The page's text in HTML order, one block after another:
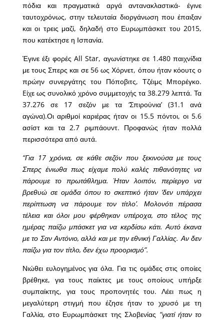
πόδια και πραγματικά αργά αντανακλαστικά- έγινε
ταυτοχρόνως, στην τελευταία διοργάνωση που έπαιξαν
και οι τρεις μαζί, δηλαδή στο Ευρωμπάσκετ του 2015,
που κατέκτησε η Ισπανία.
Έγινε έξι φορές All Star, αγωνίστηκε σε 1.480 παιχνίδια
με τους Σπερς και σε 56 ως Χόρνετ, όπου ήταν κόουτς ο
πρώην συνεργάτης του Πόποβιτς, Τζέιμς Μπορέγκο.
Eίχε ως συνολικό χρόνο συμμετοχής τα 38.279 λεπτά. Τα
37.276 σε 17 σεζόν με τα ‘Σπιρούνια’ (31.1 ανά
αγώνα).Οι αριθμοί καριέρας ήταν οι 15.5 πόντοι, οι 5.6
ασίστ και τα 2.7 ριμπάουντ. Προφανώς ήταν πολλά
περισσότερα από αυτά.
“Για 17 χρόνια, σε κάθε σεζόν που ξεκινούσα με τους
Σπερς ένιωθα πως είχαμε πολύ καλές πιθανότητες να
πάρουμε το πρωτάθλημα. Ήταν λοιπόν, περίεργο να
βρεθυώ σε ομάδα όπου το σκεπτικό ήταν ‘δεν υπάρχει
περίπτωση να πάρουμε τον τίτλο’. Μολονότι πέρασα
τέλεια και όλοι μου φέρθηκαν υπέροχα, στο τέλος της
ημέρας παίζω μπάσκετ για να κερδίσω κάτι. Αυτό έκανα
με το Σαν Αντόνιο, αλλά και με την εθνική Γαλλίας. Αν δεν
παίζω για τον τίτλο, δεν έχω προορισμό”.
Νιώθει ευλογημένος για όλα. Για τις ομάδες στις οποίες
βρέθηκε, για τους παίκτες με τους οποίους υπήρξε
συμπαίκτης, για τους προπονητές του. Λέει πως η
μεγαλύτερη στιγμή που έζησε ήταν το χρυσό με τη
Γαλλία, στο Ευρωμπάσκετ της Σλοβενίας “γιατί ήταν το